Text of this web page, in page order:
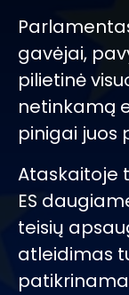
gavėjai,
pilietinė
netinkamą
pinigai juos
Ataskaitoje
ES
teisių
atleidimas